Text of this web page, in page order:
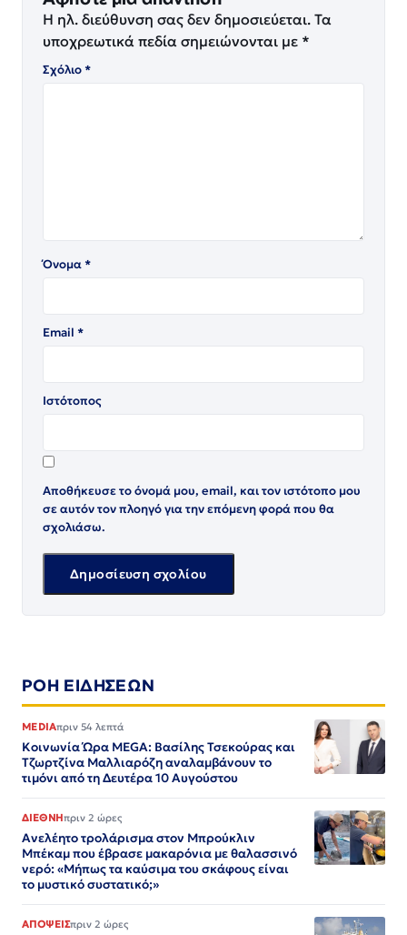
Η ηλ. διεύθυνση σας δεν δημοσιεύεται. Τα
υποχρεωτικά πεδία σημειώνονται με *
Σχόλιο*
Όνομα*
Email *
Ιστότοπος
Αποθήκευσε το όνομά μου, email, και τον ιστότοπο μου
σε αυτόν τον πλοηγό για την επόμενη φορά που θα
σχολιάσω.
ΡΟΗ ΕΙΔΗΣΕΩΝ
MEDIAπριν 54 λεπτά
Κοινωνία Ώρα MEGA: Βασίλης Τσεκούρας και
Τζωρτζίνα Μαλλιαρόζη αναλαμβάνουν το
τιμόνι από τη Δευτέρα 10 Αυγούστου
ΔΙΕΘΝΗπριν 2 ώρες
Ανελέητο τρολάρισμα στον Μπρούκλιν
Μπέκαμ που έβρασε μακαρόνια με θαλασσινό
νερό: «Μήπως τα καύσιμα του σκάφους είναι
το μυστικό συστατικό;»
ΑΠΟΨΕΙΣπριν 2 ώρες